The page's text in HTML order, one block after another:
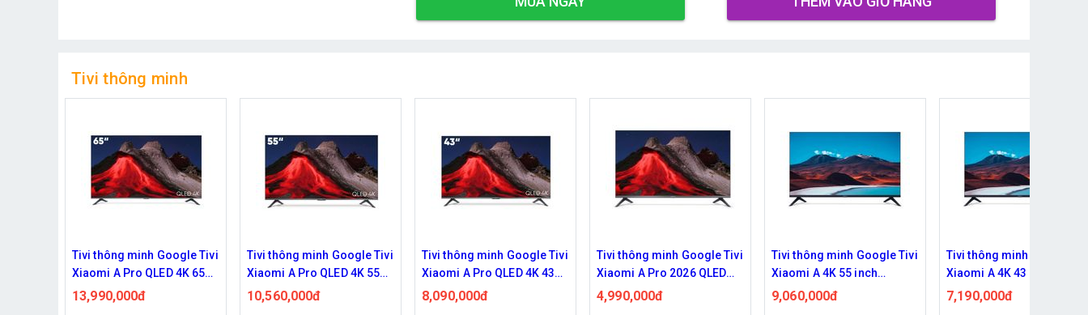
Tivi thông minh
Tivi thông minh Google Tivi
Xiaomi A Pro QLED 4K 55
inch L55MB-APSEA 2026
10,560,000đ
Tivi thông minh Google Tivi
Xiaomi A Pro QLED 4K 43
inch L43MB-APSEA 2026
8,090,000đ
Tivi thông minh Google Tivi
Xiaomi A Pro 2026 QLED
HD 32 inch L32MB-APSEA
4,990,000đ
Tivi thông minh Google Tivi
Xiaomi A 4K 55 inch
L55MB-ASEA 2026
9,060,000đ
Tivi thông minh Google Tivi
Xiaomi A 4K 43 inch
L43MB-AUSEA 2026
7,190,000đ
Tivi thông minh Google
Xiaomi A 43 inch Full HD
L43MB-AFSEA 2026
6,590,000đ